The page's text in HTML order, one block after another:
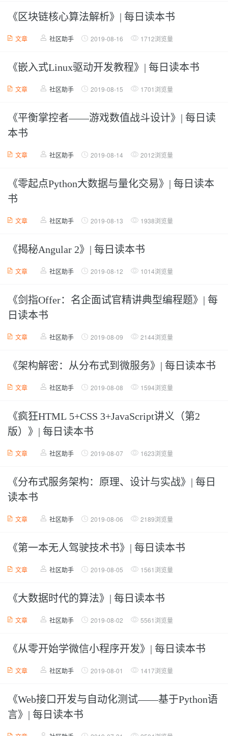
《区块链核心算法解析》| 每日读本书
文章 社区助手 2019-08-16 1712浏览量
《嵌入式Linux驱动开发教程》| 每日读本书
文章 社区助手 2019-08-15 1701浏览量
《平衡掌控者——游戏数值战斗设计》| 每日读
本书
文章 社区助手 2019-08-14 2012浏览量
《零起点Python大数据与量化交易》| 每日读本
书
文章 社区助手 2019-08-13 1938浏览量
《揭秘Angular 2》| 每日读本书
文章 社区助手 2019-08-12 1014浏览量
《剑指Offer：名企面试官精讲典型编程题》| 每
日读本书
文章 社区助手 2019-08-09 2144浏览量
《架构解密：从分布式到微服务》| 每日读本书
文章 社区助手 2019-08-08 1594浏览量
《疯狂HTML 5+CSS 3+JavaScript讲义（第2
版）》| 每日读本书
文章 社区助手 2019-08-07 1623浏览量
《分布式服务架构：原理、设计与实战》| 每日
读本书
文章 社区助手 2019-08-06 2189浏览量
《第一本无人驾驶技术书》| 每日读本书
文章 社区助手 2019-08-05 1561浏览量
《大数据时代的算法》| 每日读本书
文章 社区助手 2019-08-02 5561浏览量
《从零开始学微信小程序开发》| 每日读本书
文章 社区助手 2019-08-01 1417浏览量
《Web接口开发与自动化测试——基于Python语
言》| 每日读本书